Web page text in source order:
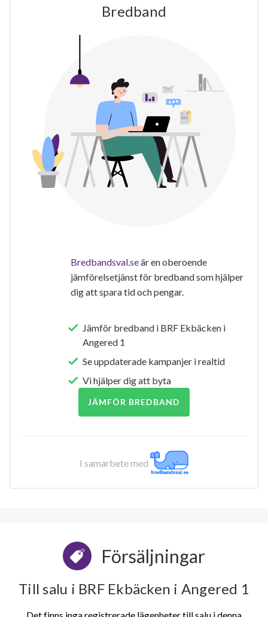
Bredband
Bredbandsval.seär en oberoende
jämförelsetjänst för bredband som hjälper
dig att spara tid och pengar.
Jämför bredband i BRF Ekbäcken i
Angered 1
Se uppdaterade kampanjer i realtid
Vi hjälper dig att byta
JÄMFÖR BREDBAND
I samarbete med
Försäljningar
Till salu i BRF Ekbäcken i Angered 1